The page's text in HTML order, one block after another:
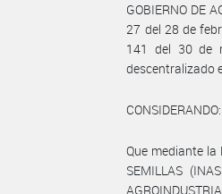
GOBIERNO DE
27 del 28 de
141 del 30 de
descentralizado
CONSIDERANDO:
Que mediante la
SEMILLAS